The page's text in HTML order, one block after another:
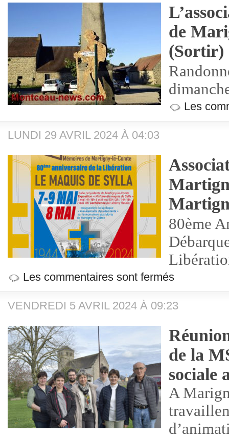
de
(Sortir)
Les
LUNDI 29 AVRIL 2024 À 04:03
80ème
Les commentaires sont fermés
VENDREDI 5 AVRIL 2024 À 09:23
de la
sociale
A